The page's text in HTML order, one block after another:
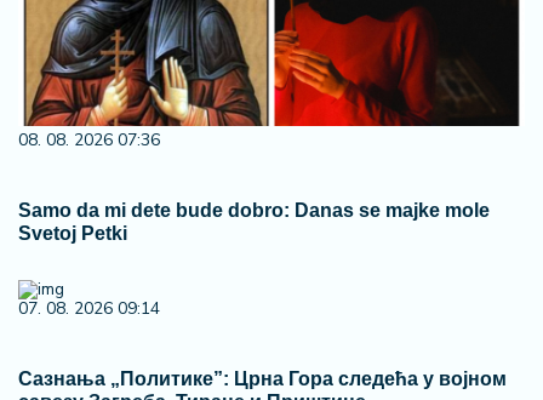
08. 08. 2026 07:36
Samo da mi dete bude dobro: Danas se majke mole
Svetoj Petki
07. 08. 2026 09:14
Сазнања „Политике”: Црна Гора следећа у војном